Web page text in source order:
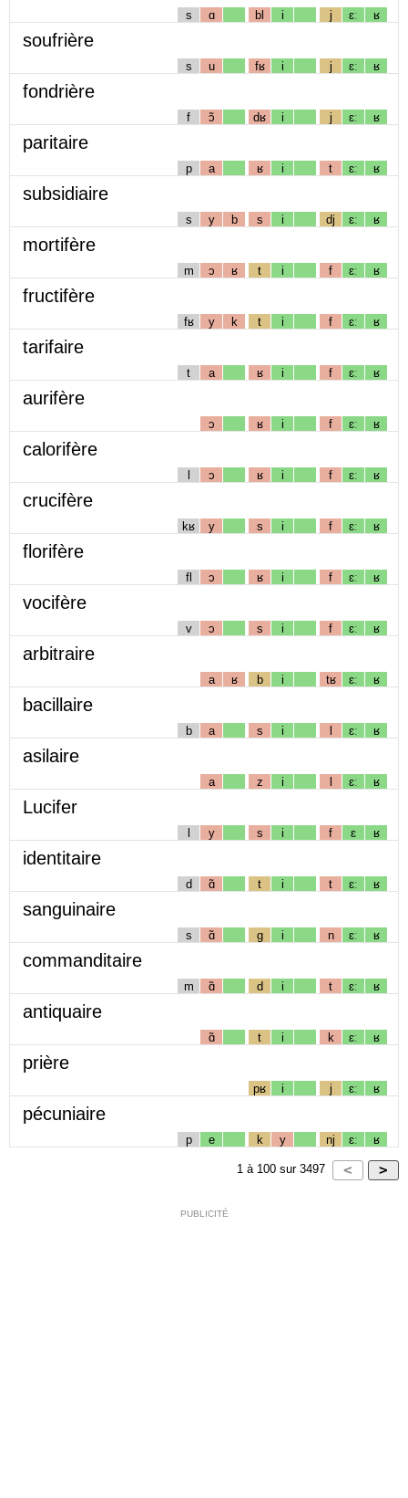
s ɑ bl i j ɛː ʁ
soufrière
s u fʁ i j ɛː ʁ
fondrière
f ɔ̃ dʁ i j ɛː ʁ
paritaire
p a ʁ i t ɛː ʁ
subsidiaire
s y b s i dj ɛː ʁ
mortifère
m ɔ ʁ t i f ɛː ʁ
fructifère
fʁ y k t i f ɛː ʁ
tarifaire
t a ʁ i f ɛː ʁ
aurifère
ɔ ʁ i f ɛː ʁ
calorifère
l ɔ ʁ i f ɛː ʁ
crucifère
kʁ y s i f ɛː ʁ
florifère
fl ɔ ʁ i f ɛː ʁ
vocifère
v ɔ s i f ɛː ʁ
arbitraire
a ʁ b i tʁ ɛː ʁ
bacillaire
b a s i l ɛː ʁ
asilaire
a z i l ɛː ʁ
Lucifer
l y s i f ɛ ʁ
identitaire
d ɑ̃ t i t ɛː ʁ
sanguinaire
s ɑ̃ g i n ɛː ʁ
commanditaire
m ɑ̃ d i t ɛː ʁ
antiquaire
ɑ̃ t i k ɛː ʁ
prière
pʁ i j ɛː ʁ
pécuniaire
p e k y nj ɛː ʁ
1 à 100 sur 3497
PUBLICITÉ